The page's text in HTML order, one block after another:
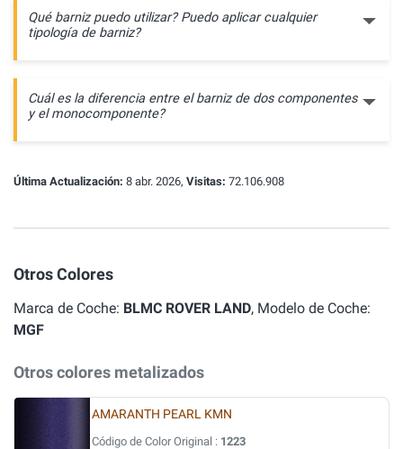
Qué barniz puedo utilizar? Puedo aplicar cualquier
tipología de barniz?
Cuál es la diferencia entre el barniz de dos componentes
y el monocomponente?
Última Actualización: 8 abr. 2026, Visitas: 72.106.908
Otros Colores
Marca de Coche: BLMC ROVER LAND, Modelo de Coche:
MGF
Otros colores metalizados
AMARANTH PEARL KMN
Código de Color Original : 1223